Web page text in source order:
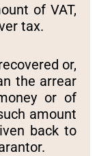
of VAT,
tax.
or,
the arrear
or of
amount
back to